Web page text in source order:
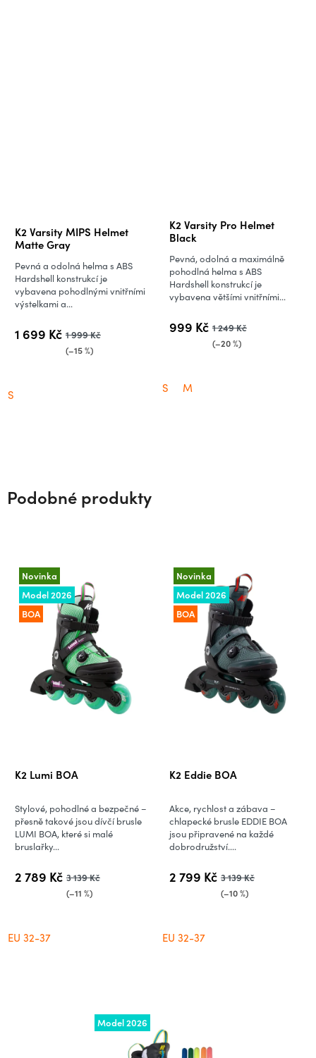
K2 Varsity MIPS Helmet
Matte Gray
1 699 Kč 1 999 Kč
(–15 %)
Pevná a odolná helma s ABS
Hardshell konstrukcí je
vybavena pohodlnými vnitřními
výstelkami a...
S
K2 Varsity Pro Helmet
Black
hodnocení
produktu
je
5,0
5
hvězdiček.
999 Kč 1 249 Kč
(–20 %)
Pevná, odolná a maximálně
pohodlná helma s ABS
Hardshell konstrukcí je
vybavena většími vnitřními...
S M
Podobné produkty
Novinka
Model 2026
BOA
K2 Lumi BOA
2 789 Kč 3 139 Kč
(–11 %)
Stylové, pohodlné a bezpečné –
přesně takové jsou dívčí brusle
LUMI BOA, které si malé
bruslařky...
EU 32-37
Novinka
Model 2026
BOA
K2 Eddie BOA
2 799 Kč 3 139 Kč
(–10 %)
Akce, rychlost a zábava –
chlapecké brusle EDDIE BOA
jsou připravené na každé
dobrodružství....
EU 32-37
Model 2026